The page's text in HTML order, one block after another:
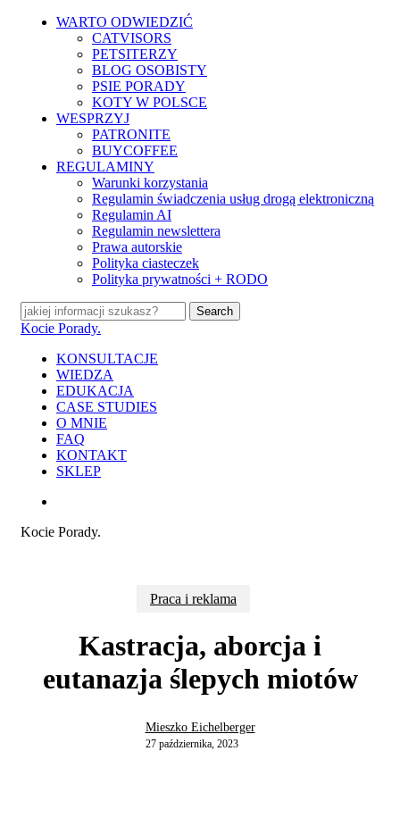
WARTO ODWIEDZIĆ
CATVISORS
PETSITERZY
BLOG OSOBISTY
PSIE PORADY
KOTY W POLSCE
WESPRZYJ
PATRONITE
BUYCOFFEE
REGULAMINY
Warunki korzystania
Regulamin świadczenia usług drogą elektroniczną
Regulamin AI
Regulamin newslettera
Prawa autorskie
Polityka ciasteczek
Polityka prywatności + RODO
Search
Close
Kocie Porady.
search
Menu
KONSULTACJE
WIEDZA
EDUKACJA
CASE STUDIES
O MNIE
FAQ
KONTAKT
SKLEP
Kocie Porady.
Praca i reklama
Kastracja, aborcja i
eutanazja ślepych miotów
Mieszko Eichelberger
27 października, 2023